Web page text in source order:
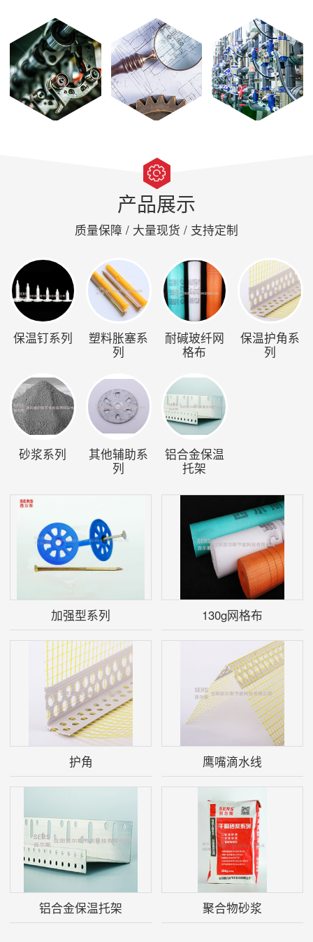
产品展示
质量保障 / 大量现货 / 支持定制
保温钉系列
塑料胀塞系
列
耐碱玻纤网
格布
保温护角系
列
砂浆系列
其他辅助系
列
铝合金保温
托架
加强型系列 130g网格布
护角 鹰嘴滴水线
铝合金保温托架 聚合物砂浆